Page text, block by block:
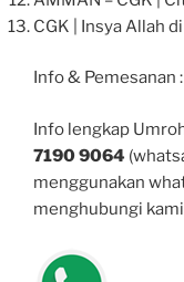
CGK | Insya Allah
Info & Pemesanan :
Info lengkap
7190 9064
menggunakan
menghubungi kami